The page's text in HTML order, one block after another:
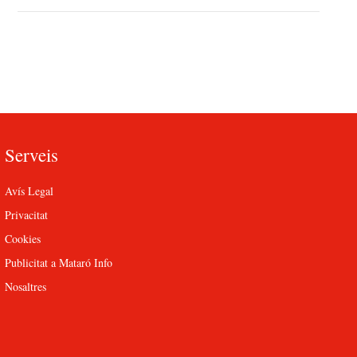
Serveis
Avís Legal
Privacitat
Cookies
Publicitat a Mataró Info
Nosaltres